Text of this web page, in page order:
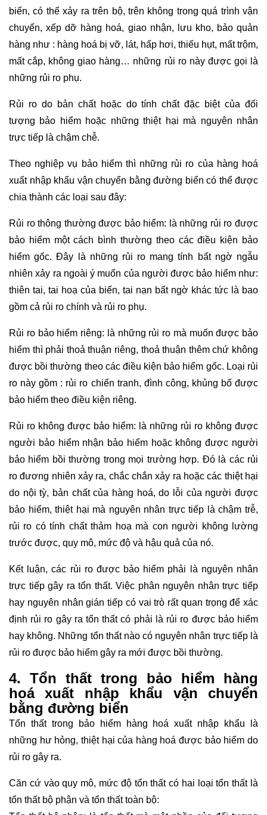
biển, có thể xảy ra trên bộ, trên không trong quá trình vận
chuyển, xếp dỡ hàng hoá, giao nhận, lưu kho, bảo quản
hàng như : hàng hoá bị vỡ, lát, hấp hơi, thiếu hụt, mất trộm,
mất cắp, không giao hàng… những rủi ro này được gọi là
những rủi ro phụ.
Rủi ro do bản chất hoặc do tính chất đặc biệt của đối
tượng bảo hiểm hoặc những thiệt hại mà nguyên nhân
trực tiếp là chậm chễ.
Theo nghiệp vụ bảo hiểm thì những rủi ro của hàng hoá
xuất nhập khẩu vận chuyển bằng đường biển có thể được
chia thành các loại sau đây:
Rủi ro thông thường được bảo hiểm: là những rủi ro được
bảo hiểm một cách bình thường theo các điều kiện bảo
hiểm gốc. Đây là những rủi ro mang tính bất ngờ ngẫu
nhiên xảy ra ngoài ý muốn của người được bảo hiểm như:
thiên tai, tai hoạ của biển, tai nạn bất ngờ khác tức là bao
gồm cả rủi ro chính và rủi ro phụ.
Rủi ro bảo hiểm riêng: là những rủi ro mà muốn được bảo
hiểm thì phải thoả thuận riêng, thoả thuận thêm chứ không
được bồi thường theo các điều kiện bảo hiểm gốc. Loại rủi
ro này gồm : rủi ro chiến tranh, đình công, khủng bố được
bảo hiểm theo điều kiện riêng.
Rủi ro không được bảo hiểm: là những rủi ro không được
người bảo hiểm nhận bảo hiểm hoặc không được người
bảo hiểm bồi thường trong mọi trường hợp. Đó là các rủi
ro đương nhiên xảy ra, chắc chắn xảy ra hoặc các thiệt hại
do nội tỳ, bản chất của hàng hoá, do lỗi của người được
bảo hiểm, thiệt hại mà nguyên nhân trực tiếp là chậm trễ,
rủi ro có tính chất thảm hoạ mà con người không lường
trước được, quy mô, mức độ và hậu quả của nó.
Kết luận, các rủi ro được bảo hiểm phải là nguyên nhân
trực tiếp gây ra tổn thất. Việc phân nguyên nhân trực tiếp
hay nguyên nhân gián tiếp có vai trò rất quan trọng để xác
định rủi ro gây ra tổn thất có phải là rủi ro được bảo hiểm
hay không. Những tổn thất nào có nguyên nhân trực tiếp là
rủi ro được bảo hiểm gây ra mới được bồi thường.
4. Tổn thất trong bảo hiểm hàng
hoá xuất nhập khẩu vận chuyển
bằng đường biển
Tổn thất trong bảo hiểm hàng hoá xuất nhập khẩu là
những hư hỏng, thiệt hại của hàng hoá được bảo hiểm do
rủi ro gây ra.
Căn cứ vào quy mô, mức độ tổn thất có hai loại tổn thất là
tổn thất bộ phận và tổn thất toàn bộ: